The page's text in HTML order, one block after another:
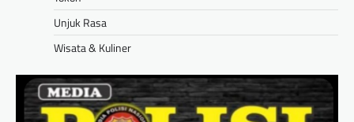
Unjuk Rasa
Wisata & Kuliner